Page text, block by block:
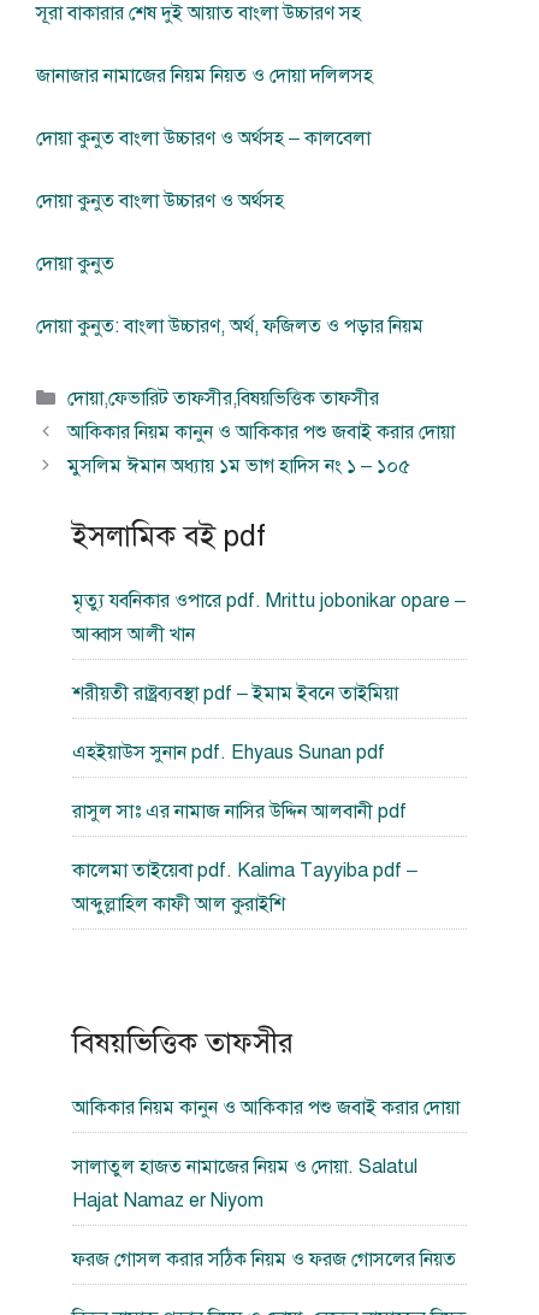
সূরা বাকারার শেষ দুই আয়াত বাংলা উচ্চারণ সহ
জানাজার নামাজের নিয়ম নিয়ত ও দোয়া দলিলসহ
দোয়া কুনুত বাংলা উচ্চারণ ও অর্থসহ – কালবেলা
দোয়া কুনুত বাংলা উচ্চারণ ও অর্থসহ
দোয়া কুনুত
দোয়া কুনুত: বাংলা উচ্চারণ, অর্থ, ফজিলত ও পড়ার নিয়ম
বিভাগ
সমূহ
দোয়া,ফেভারিট তাফসীর,বিষয়ভিত্তিক তাফসীর
আকিকার নিয়ম কানুন ও আকিকার পশু জবাই করার দোয়া
মুসলিম ঈমান অধ্যায় ১ম ভাগ হাদিস নং ১ – ১০৫
ইসলামিক বই pdf
মৃত্যু যবনিকার ওপারে pdf. Mrittu jobonikar opare –
আব্বাস আলী খান
শরীয়তী রাষ্ট্রব্যবস্থা pdf – ইমাম ইবনে তাইমিয়া
এহইয়াউস সুনান pdf. Ehyaus Sunan pdf
রাসুল সাঃ এর নামাজ নাসির উদ্দিন আলবানী pdf
কালেমা তাইয়েবা pdf. Kalima Tayyiba pdf –
আব্দুল্লাহিল কাফী আল কুরাইশি
বিষয়ভিত্তিক তাফসীর
আকিকার নিয়ম কানুন ও আকিকার পশু জবাই করার দোয়া
সালাতুল হাজত নামাজের নিয়ম ও দোয়া. Salatul
Hajat Namaz er Niyom
ফরজ গোসল করার সঠিক নিয়ম ও ফরজ গোসলের নিয়ত